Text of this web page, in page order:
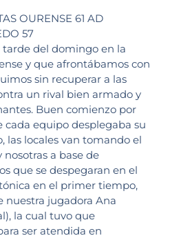
OURENSE 61 AD
57
del domingo en la
y que afrontábamos con
sin recuperar a las
un rival bien armado y
Buen comienzo por
cada equipo desplegaba su
las locales van tomando el
a base de
que se despegaran en el
en el primer tiempo,
nuestra jugadora Ana
la cual tuvo que
ser atendida en